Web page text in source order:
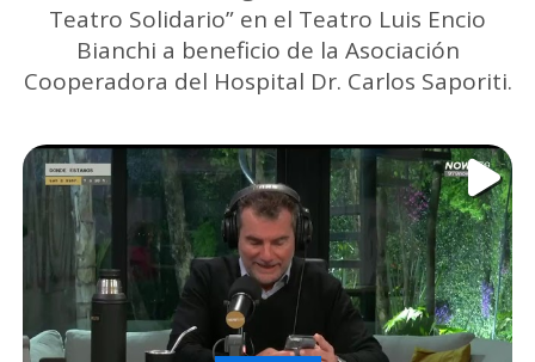
Teatro Solidario” en el Teatro Luis Encio
Bianchi a beneficio de la Asociación
Cooperadora del Hospital Dr. Carlos Saporiti.